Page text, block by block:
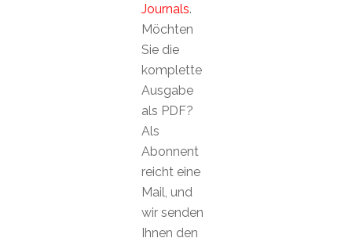
Journals.
Möchten
Sie die
komplette
Ausgabe
als PDF?
Als
Abonnent
reicht eine
Mail, und
wir senden
Ihnen den